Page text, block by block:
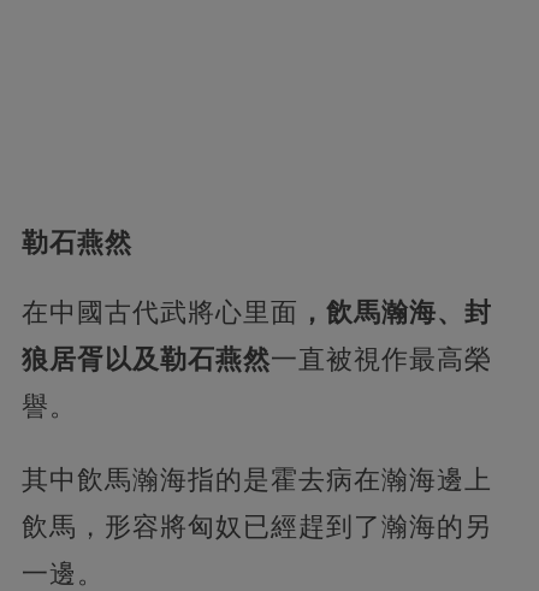
勒石燕然
在中國古代武將心里面 ，飲馬瀚海、封
狼居胥以及勒石燕然一直被視作最高榮
譽。
其中飲馬瀚海指的是霍去病在瀚海邊上
飲馬，形容將匈奴已經趕到了瀚海的另
一邊。